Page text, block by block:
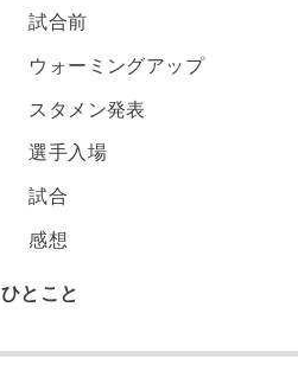
試合前
ウォーミングアップ
スタメン発表
選手入場
試合
感想
ひとこと